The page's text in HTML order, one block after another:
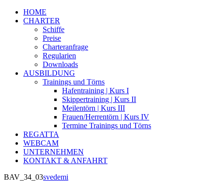
HOME
CHARTER
Schiffe
Preise
Charteranfrage
Regularien
Downloads
AUSBILDUNG
Trainings und Törns
Hafentraining | Kurs I
Skippertraining | Kurs II
Meilentörn | Kurs III
Frauen/Herrentörn | Kurs IV
Termine Trainings und Törns
REGATTA
WEBCAM
UNTERNEHMEN
KONTAKT & ANFAHRT
BAV_34_03svedemi